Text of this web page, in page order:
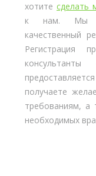
хотите сделать
к нам. Мы
качественный
Регистрация
получаете
требованиям, а
необходимых